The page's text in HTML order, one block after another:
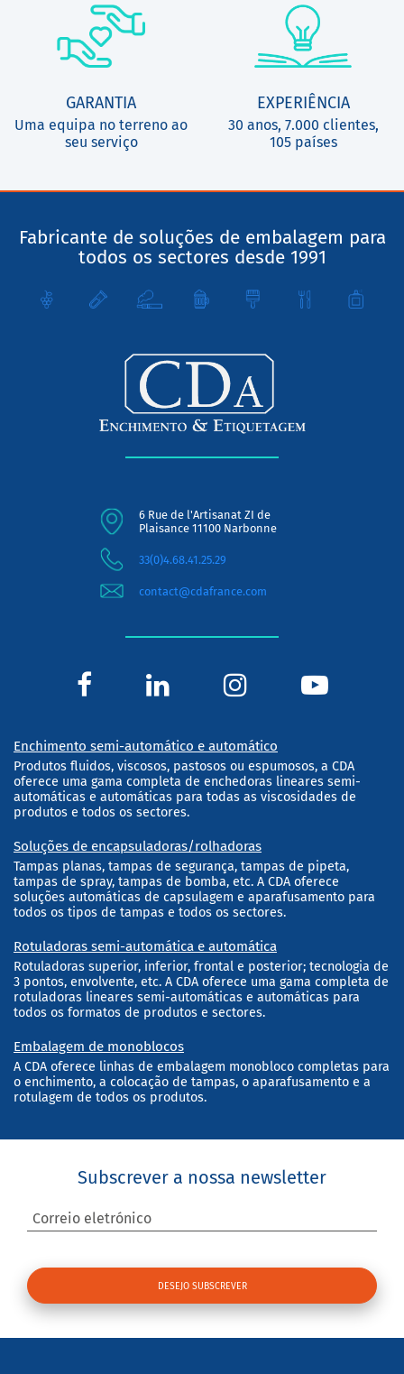
GARANTIA
Uma equipa no terreno ao
seu serviço
EXPERIÊNCIA
30 anos, 7.000 clientes,
105 países
Fabricante de soluções de embalagem para
todos os sectores desde 1991
6 Rue de l'Artisanat ZI de
Plaisance 11100 Narbonne
33(0)4.68.41.25.29
contact@cdafrance.com
Enchimento semi-automático e automático
Produtos fluidos, viscosos, pastosos ou espumosos, a CDA
oferece uma gama completa de enchedoras lineares semi-
automáticas e automáticas para todas as viscosidades de
produtos e todos os sectores.
Soluções de encapsuladoras/rolhadoras
Tampas planas, tampas de segurança, tampas de pipeta,
tampas de spray, tampas de bomba, etc. A CDA oferece
soluções automáticas de capsulagem e aparafusamento para
todos os tipos de tampas e todos os sectores.
Rotuladoras semi-automática e automática
Rotuladoras superior, inferior, frontal e posterior; tecnologia de
3 pontos, envolvente, etc. A CDA oferece uma gama completa de
rotuladoras lineares semi-automáticas e automáticas para
todos os formatos de produtos e sectores.
Embalagem de monoblocos
A CDA oferece linhas de embalagem monobloco completas para
o enchimento, a colocação de tampas, o aparafusamento e a
rotulagem de todos os produtos.
Subscrever a nossa newsletter
Correio eletrónico